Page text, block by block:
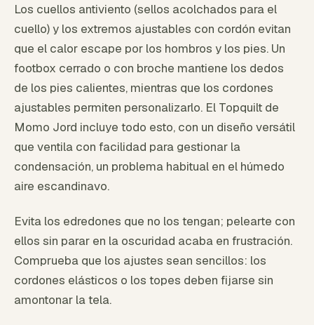
Los cuellos antiviento (sellos acolchados para el
cuello) y los extremos ajustables con cordón evitan
que el calor escape por los hombros y los pies. Un
footbox cerrado o con broche mantiene los dedos
de los pies calientes, mientras que los cordones
ajustables permiten personalizarlo. El Topquilt de
Momo Jord incluye todo esto, con un diseño versátil
que ventila con facilidad para gestionar la
condensación, un problema habitual en el húmedo
aire escandinavo.
Evita los edredones que no los tengan; pelearte con
ellos sin parar en la oscuridad acaba en frustración.
Comprueba que los ajustes sean sencillos: los
cordones elásticos o los topes deben fijarse sin
amontonar la tela.